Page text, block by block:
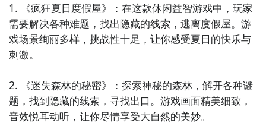
1. 《疯狂夏日度假屋》：在这款休闲益智游戏中，玩家
需要解决各种难题，找出隐藏的线索，逃离度假屋。游
戏场景绚丽多样，挑战性十足，让你感受夏日的快乐与
刺激。
2. 《迷失森林的秘密》：探索神秘的森林，解开各种谜
题，找到隐藏的线索，寻找出口。游戏画面精美细致，
音效悦耳动听，让你尽情享受大自然的美妙。